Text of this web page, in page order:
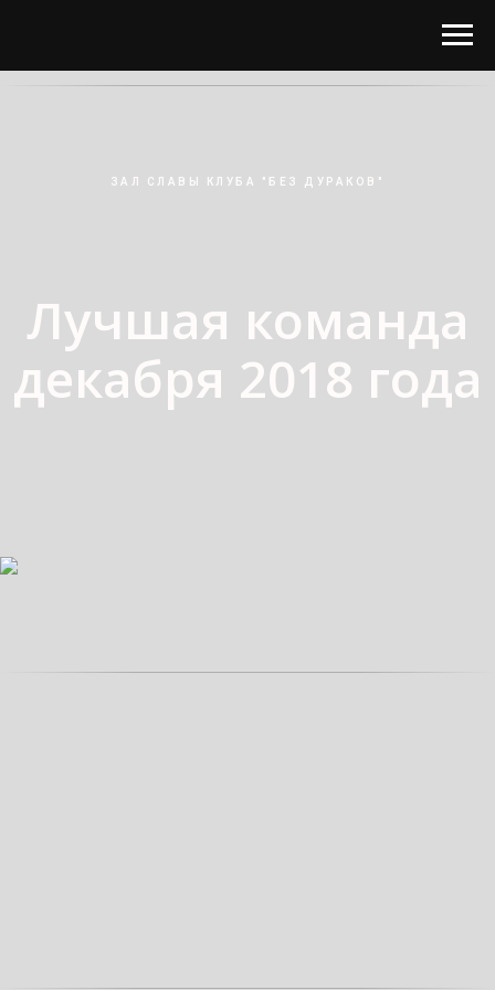
ЗАЛ СЛАВЫ КЛУБА "БЕЗ ДУРАКОВ"
Лучшая команда
декабря 2018 года